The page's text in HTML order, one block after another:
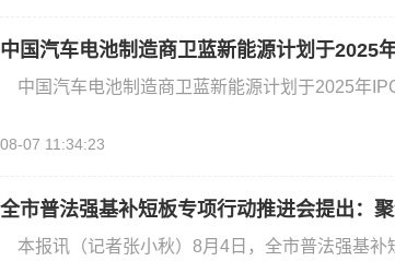
中国汽车电池制造商卫蓝新能源计划于2025
中国汽车电池制造商卫蓝新能源计划于2025年
08-07 11:34:23
全市普法强基补短板专项行动推进会提出：
本报讯（记者张小秋）8月4日，全市普法强基补